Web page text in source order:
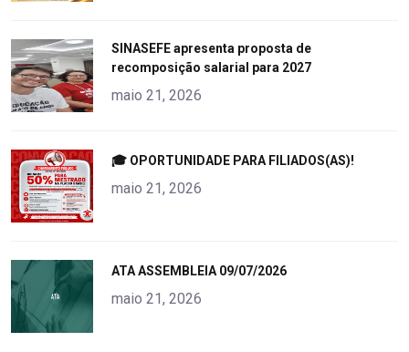
alt="product">
SINASEFE apresenta proposta de
recomposição salarial para 2027
maio 21, 2026
alt="product">
🎓 OPORTUNIDADE PARA FILIADOS(AS)!
maio 21, 2026
alt="product">
ATA ASSEMBLEIA 09/07/2026
maio 21, 2026